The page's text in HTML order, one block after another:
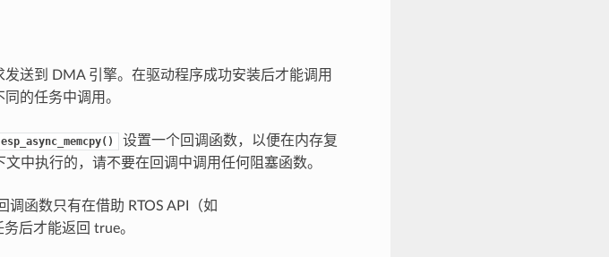
发送到 DMA 引擎。在驱动程序成功安装后才能调用
的任务中调用。
esp_async_memcpy()
设置一个回调函数，以便在内存复
中执行的，请不要在回调中调用任何阻塞函数。
调函数只有在借助 RTOS API（如
后才能返回 true。